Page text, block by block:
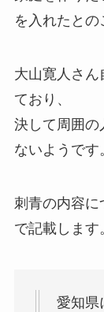
を入れたとの
大山寛人さん
ており、
決して周囲の
ないようです
刺青の内容
で記載します
愛知県